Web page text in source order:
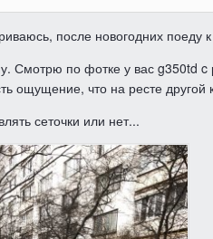
после новогодних поеду
Смотрю по фотке у вас g350td c
ощущение, что на ресте другой
сеточки или нет...